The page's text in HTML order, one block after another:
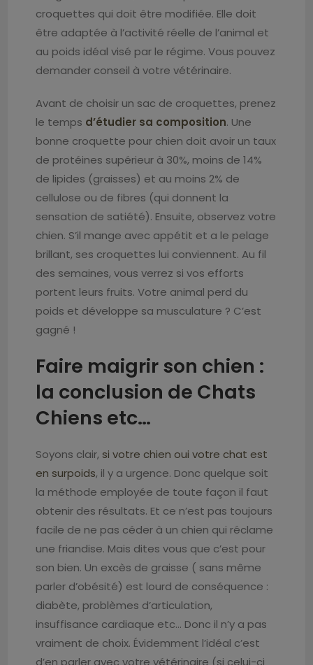
croquettes qui doit être modifiée. Elle doit
être adaptée à l’activité réelle de l’animal et
au poids idéal visé par le régime. Vous pouvez
demander conseil à votre vétérinaire.
Avant de choisir un sac de croquettes, prenez
le temps d’étudier sa composition. Une
bonne croquette pour chien doit avoir un taux
de protéines supérieur à 30%, moins de 14%
de lipides (graisses) et au moins 2% de
cellulose ou de fibres (qui donnent la
sensation de satiété). Ensuite, observez votre
chien. S’il mange avec appétit et a le pelage
brillant, ses croquettes lui conviennent. Au fil
des semaines, vous verrez si vos efforts
portent leurs fruits. Votre animal perd du
poids et développe sa musculature ? C’est
gagné !
Faire maigrir son chien :
la conclusion de Chats
Chiens etc…
Soyons clair, si votre chien oui votre chat est
en surpoids, il y a urgence. Donc quelque soit
la méthode employée de toute façon il faut
obtenir des résultats. Et ce n’est pas toujours
facile de ne pas céder à un chien qui réclame
une friandise. Mais dites vous que c’est pour
son bien. Un excès de graisse ( sans même
parler d’obésité) est lourd de conséquence :
diabète, problèmes d’articulation,
insuffisance cardiaque etc… Donc il n’y a pas
vraiment de choix. Évidemment l’idéal c’est
d’en parler avec votre vétérinaire (si celui-ci